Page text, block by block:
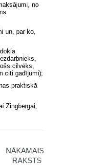
no
un, par ko,
cilvēks,
citi gadījumi);
praktiskā
Zingbergai,
NĀKAMAIS
RAKSTS